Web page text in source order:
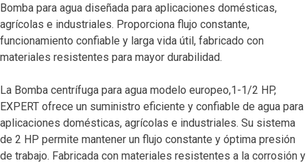
Bomba para agua diseñada para aplicaciones domésticas,
agrícolas e industriales. Proporciona flujo constante,
funcionamiento confiable y larga vida útil, fabricado con
materiales resistentes para mayor durabilidad.
La Bomba centrífuga para agua modelo europeo,1-1/2 HP,
EXPERT ofrece un suministro eficiente y confiable de agua para
aplicaciones domésticas, agrícolas e industriales. Su sistema
de 2 HP permite mantener un flujo constante y óptima presión
de trabajo. Fabricada con materiales resistentes a la corrosión y